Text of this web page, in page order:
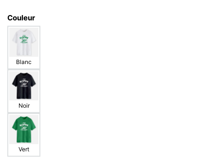
Couleur
Blanc
Noir
Vert